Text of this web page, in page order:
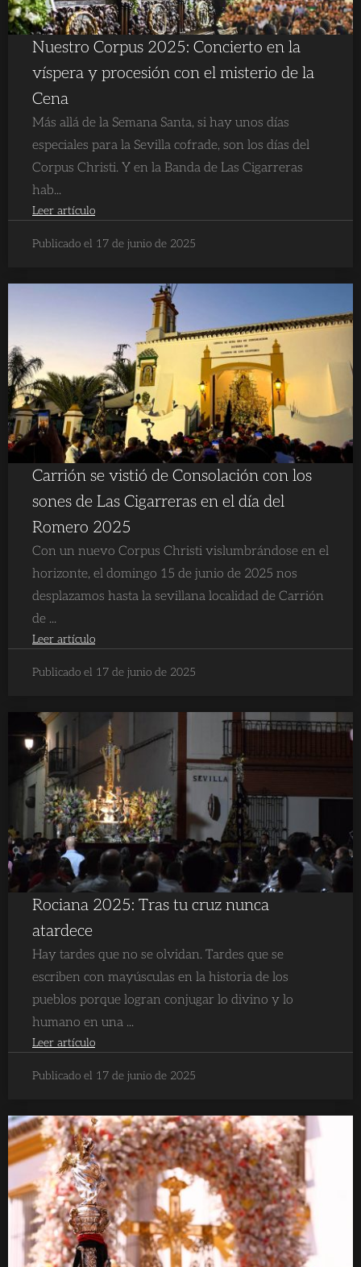
Nuestro Corpus 2025: Concierto en la
víspera y procesión con el misterio de la
Cena
Más allá de la Semana Santa, si hay unos días
especiales para la Sevilla cofrade, son los días del
Corpus Christi. Y en la Banda de Las Cigarreras
hab...
Leer artículo
Publicado el 17 de junio de 2025
Carrión se vistió de Consolación con los
sones de Las Cigarreras en el día del
Romero 2025
Con un nuevo Corpus Christi vislumbrándose en el
horizonte, el domingo 15 de junio de 2025 nos
desplazamos hasta la sevillana localidad de Carrión
de ...
Leer artículo
Publicado el 17 de junio de 2025
Rociana 2025: Tras tu cruz nunca
atardece
Hay tardes que no se olvidan. Tardes que se
escriben con mayúsculas en la historia de los
pueblos porque logran conjugar lo divino y lo
humano en una ...
Leer artículo
Publicado el 17 de junio de 2025